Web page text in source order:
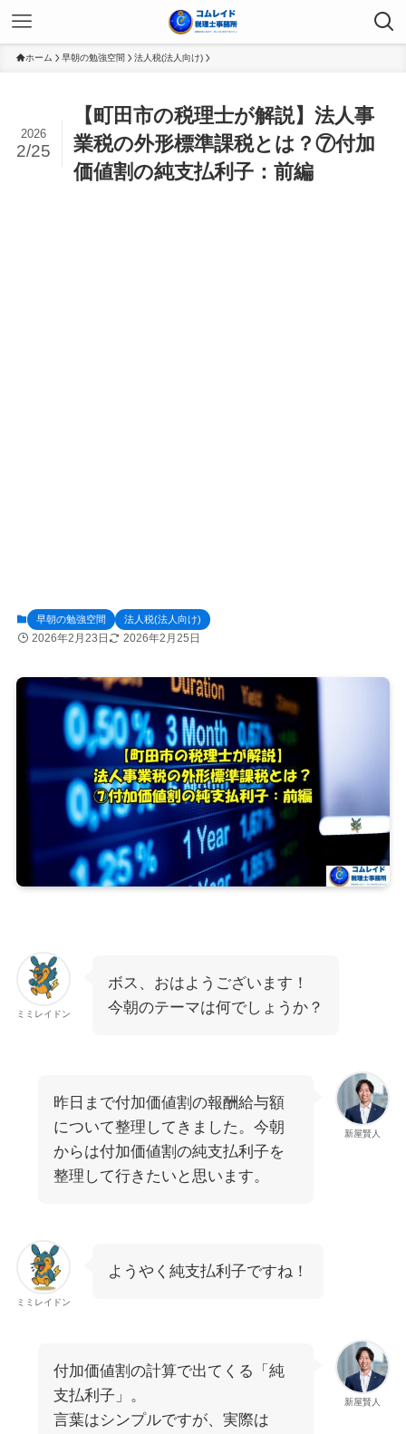
ホーム 早朝の勉強空間 法人税(法人向け)
【町田市の税理士が解説】法人事
業税の外形標準課税とは？⑦付加
価値割の純支払利子：前編
2026
2/25
早朝の勉強空間 法人税(法人向け)
2026年2月23日 2026年2月25日
ミミレイドン
ボス、おはようございます！
今朝のテーマは何でしょうか？
新屋賢人
昨日まで付加価値割の報酬給与額
について整理してきました。今朝
からは付加価値割の純支払利子を
整理して行きたいと思います。
ミミレイドン
ようやく純支払利子ですね！
新屋賢人
付加価値割の計算で出てくる「純
支払利子」。
言葉はシンプルですが、実際は